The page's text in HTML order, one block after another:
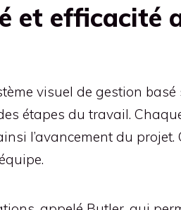
et efficacité
visuel de gestion
étapes du travail.
l’avancement du